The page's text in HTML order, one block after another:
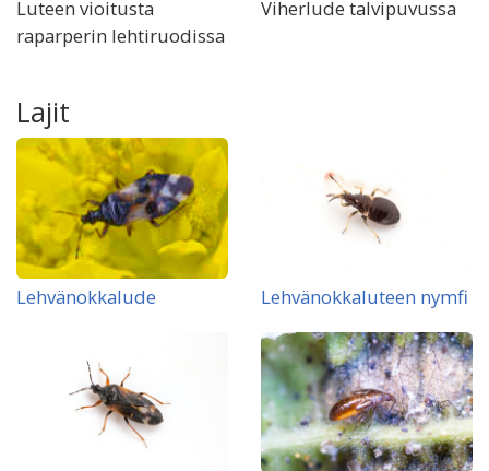
Luteen vioitusta
raparperin lehtiruodissa
Viherlude talvipuvussa
Lajit
Lehvänokkalude Lehvänokkaluteen nymfi